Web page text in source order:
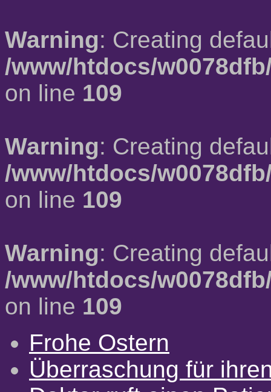
Warning: Creating
/www/htdocs/
on line 109
Warning: Creating
/www/htdocs/
on line 109
Warning: Creating
/www/htdocs/
on line 109
Frohe Ostern
Überraschung für